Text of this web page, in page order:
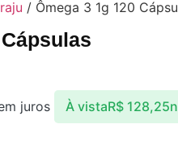
/ Ômega 3 1g 120
juros À vistaR$128,25